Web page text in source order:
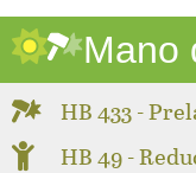
Mano
HB 433 -
HB 49 -